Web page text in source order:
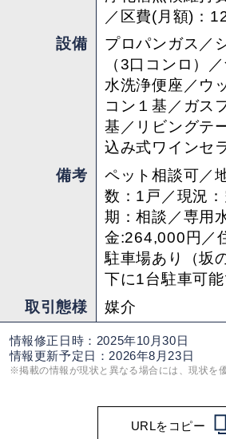
／区費(月額)：
設備
プロパンガス／
（3口コンロ）
水洗浄便座／ウ
コン１基／ガス
基／リビングテ
込み式ワインセ
備考
ペット相談可／
数：1戸／現況
期：相談／専用
金:264,000円／
駐車場あり（坂
下に1台駐車可能
取引態様
媒介
情報修正日時：2025年10月30日
情報更新予定日：2026年8月23日
※掲載の情報が現状と異なる場合には、現状を
URLをコピー